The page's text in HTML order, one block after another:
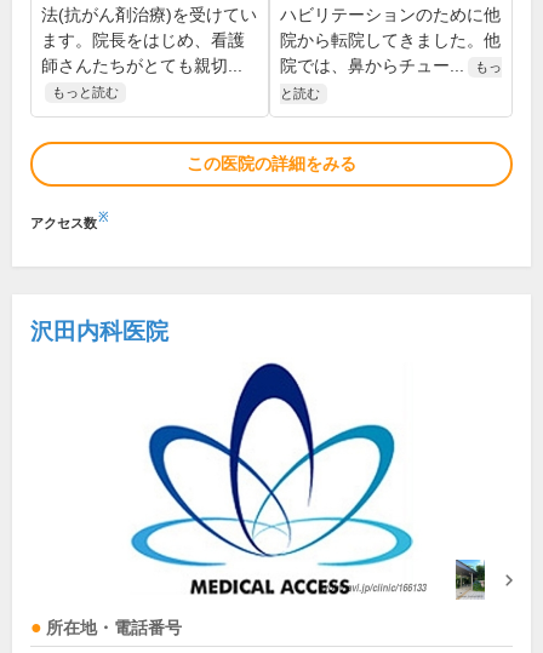
法(抗がん剤治療)を受けてい
ます。院長をはじめ、看護
師さんたちがとても親切...
もっと読む
ハビリテーションのために他
院から転院してきました。他
院では、鼻からチュー...
もっ
と読む
この医院の詳細をみる
アクセス数※
沢田内科医院
所在地・電話番号